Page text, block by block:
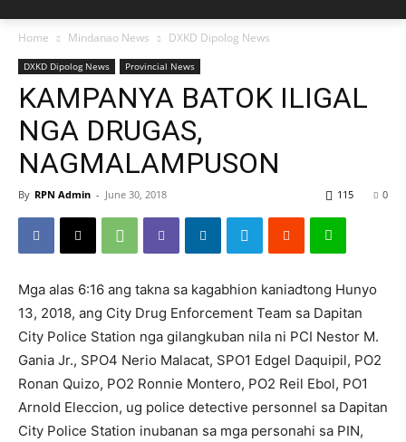
Home Mindanao News DXKD Dipolog News
DXKD Dipolog News Provincial News
KAMPANYA BATOK ILIGAL
NGA DRUGAS,
NAGMALAMPUSON
By RPN Admin - June 30, 2018 0
115
Mga alas 6:16 ang takna sa kagabhion kaniadtong Hunyo
13, 2018, ang City Drug Enforcement Team sa Dapitan
City Police Station nga gilangkuban nila ni PCI Nestor M.
Gania Jr., SPO4 Nerio Malacat, SPO1 Edgel Daquipil, PO2
Ronan Quizo, PO2 Ronnie Montero, PO2 Reil Ebol, PO1
Arnold Eleccion, ug police detective personnel sa Dapitan
City Police Station inubanan sa mga personahi sa PIN,